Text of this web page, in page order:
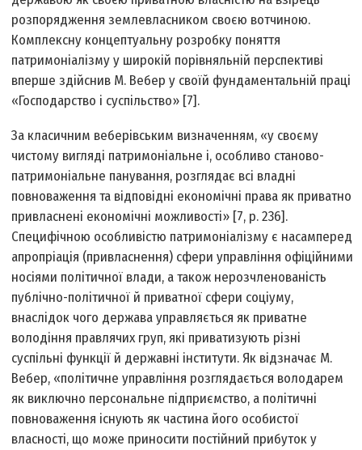
розпорядження землевласником своєю вотчиною.
Комплексну концептуальну розробку поняття
патримоніалізму у широкій порівняльній перспективі
вперше здійснив М. Вебер у своїй фундаментальній праці
«Господарство і суспільство» [7].
За класичним веберівським визначенням, «у своєму
чистому вигляді патримоніальне і, особливо станово-
патримоніальне панування, розглядає всі владні
повноваження та відповідні економічні права як приватно
привласнені економічні можливості» [7, р. 236].
Специфічною особливістю патримоніалізму є насамперед
апропріація (привласнення) сфери управління офіційними
носіями політичної влади, а також нерозчленованість
публічно-політичної й приватної сфери соціуму,
внаслідок чого держава управляється як приватне
володіння правлячих груп, які приватизують різні
суспільні функції й державні інститути. Як відзначає М.
Вебер, «політичне управління розглядається володарем
як виключно персональне підприємство, а політичні
повноваження існують як частина його особистої
власності, що може приносити постійний прибуток у